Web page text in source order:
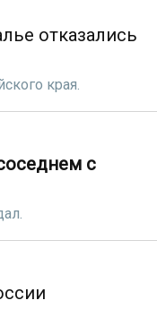
отказались
края.
с